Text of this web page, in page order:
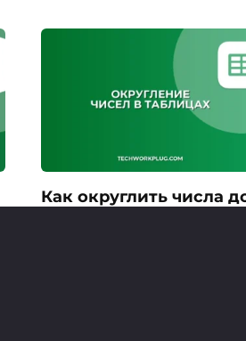
Как округлить числа